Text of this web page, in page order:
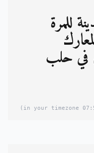
للمرّة
2016 والمعارك
في حلب